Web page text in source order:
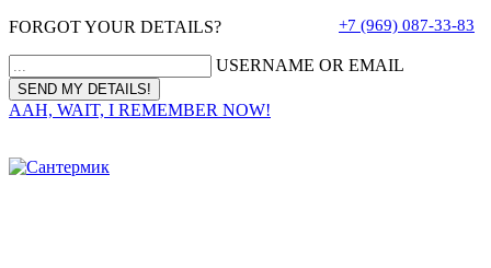
FORGOT YOUR DETAILS?
USERNAME OR EMAIL
AAH, WAIT, I REMEMBER NOW!
+7 (969) 087-33-83